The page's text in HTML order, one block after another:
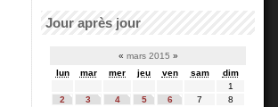
Jour après jour
« mars 2015 »
lun
mar mer jeu ven sam
dim
1
2
3 4 5 6 7
8